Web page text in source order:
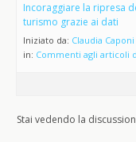
Incoraggiare la ripresa
turismo grazie ai dati
Iniziato da: Claudia Caponi
in: Commenti agli articoli
Stai vedendo la